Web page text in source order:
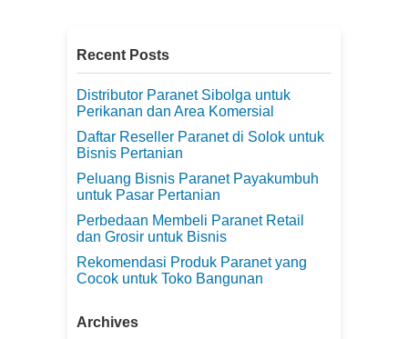
Recent Posts
Distributor Paranet Sibolga untuk
Perikanan dan Area Komersial
Daftar Reseller Paranet di Solok untuk
Bisnis Pertanian
Peluang Bisnis Paranet Payakumbuh
untuk Pasar Pertanian
Perbedaan Membeli Paranet Retail
dan Grosir untuk Bisnis
Rekomendasi Produk Paranet yang
Cocok untuk Toko Bangunan
Archives